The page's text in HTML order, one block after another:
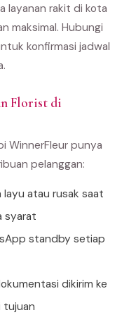
layanan rakit di kota
maksimal. Hubungi
konfirmasi jadwal
Florist di
WinnerFleur punya
pelanggan:
layu atau rusak saat
syarat
standby setiap
dikirim ke
tujuan